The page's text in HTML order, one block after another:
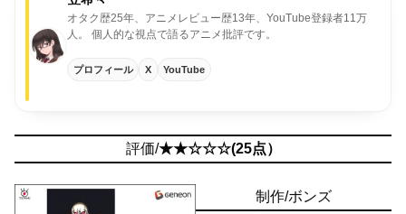
オタク歴25年、アニメレビュー歴13年、YouTube登録者11万
人。
個人的な視点で語るアニメ批評です。
プロフィール X YouTube
評価/★★☆☆☆(25点）
制作/ボンズ